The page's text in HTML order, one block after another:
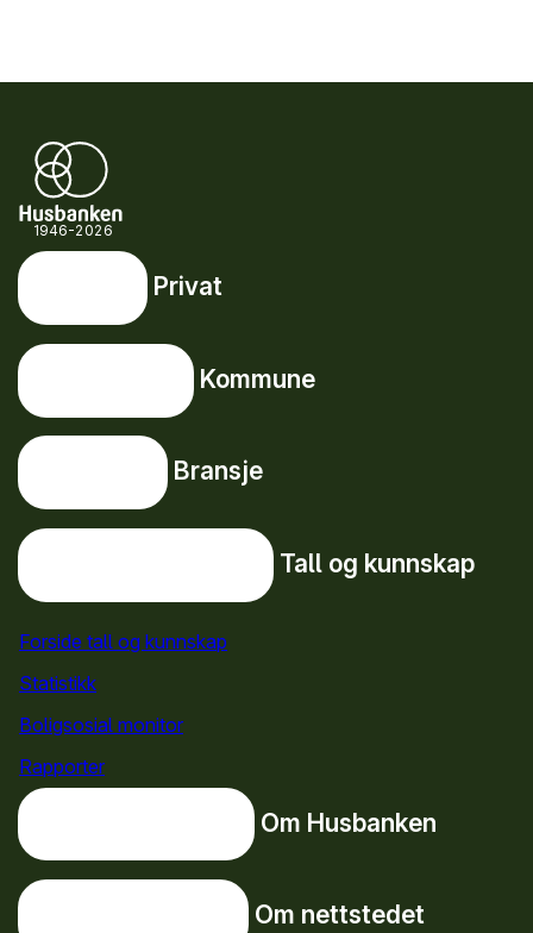
1946-2026
Snarveier
Privat
Kommune
Bransje
Tall og kunnskap
Forside tall og kunnskap
Statistikk
Boligsosial monitor
Rapporter
Om Husbanken
Om nettstedet